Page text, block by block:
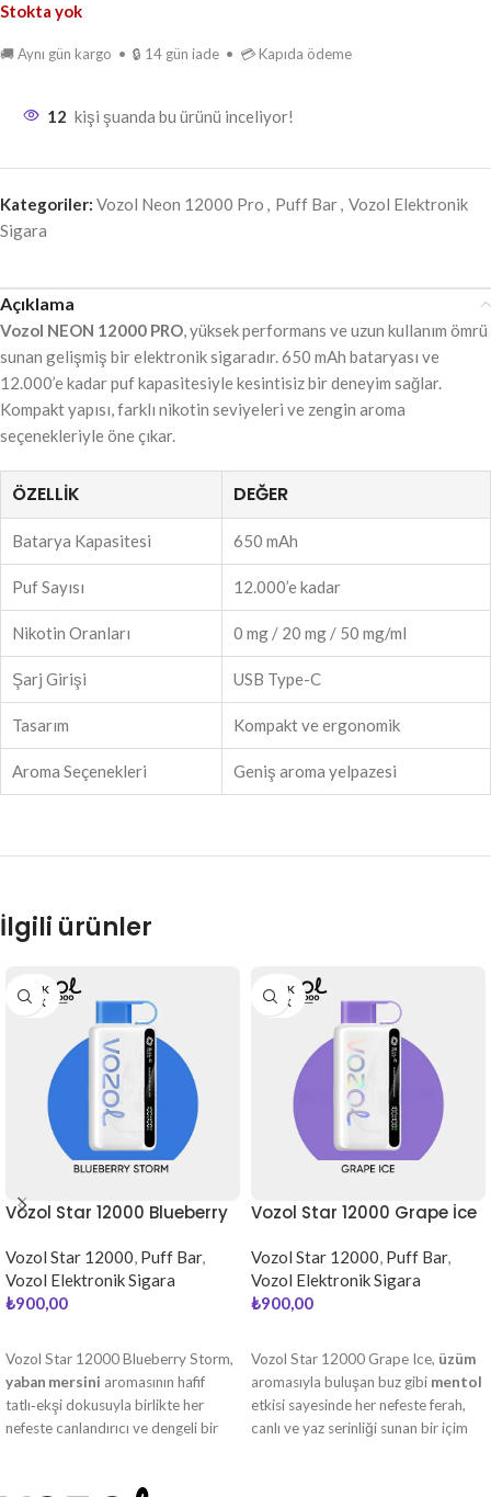
Stokta yok
🚚 Aynı gün kargo • 🔒 14 gün iade • 💳 Kapıda ödeme
12 kişi şuanda bu ürünü inceliyor!
Kategoriler: Vozol Neon 12000 Pro , Puff Bar, Vozol Elektronik
Sigara
Açıklama
Vozol NEON 12000 PRO, yüksek performans ve uzun kullanım ömrü
sunan gelişmiş bir elektronik sigaradır. 650 mAh bataryası ve
12.000’e kadar puf kapasitesiyle kesintisiz bir deneyim sağlar.
Kompakt yapısı, farklı nikotin seviyeleri ve zengin aroma
seçenekleriyle öne çıkar.
ÖZELLIK DEĞER
Batarya Kapasitesi 650 mAh
Puf Sayısı 12.000’e kadar
Nikotin Oranları 0 mg / 20 mg / 50 mg/ml
Şarj Girişi USB Type-C
Tasarım Kompakt ve ergonomik
Aroma Seçenekleri Geniş aroma yelpazesi
İlgili ürünler
STOK
YOK
Vozol Star 12000 Blueberry
Vozol Star 12000, Puff Bar,
Vozol Elektronik Sigara
₺900,00
Vozol Star 12000 Blueberry Storm,
yaban mersini aromasının hafif
tatlı‑ekşi dokusuyla birlikte her
nefeste canlandırıcı ve dengeli bir
STOK
YOK
Vozol Star 12000 Grape İce
Vozol Star 12000, Puff Bar,
Vozol Elektronik Sigara
₺900,00
Vozol Star 12000 Grape Ice, üzüm
aromasıyla buluşan buz gibi mentol
etkisi sayesinde her nefeste ferah,
canlı ve yaz serinliği sunan bir içim